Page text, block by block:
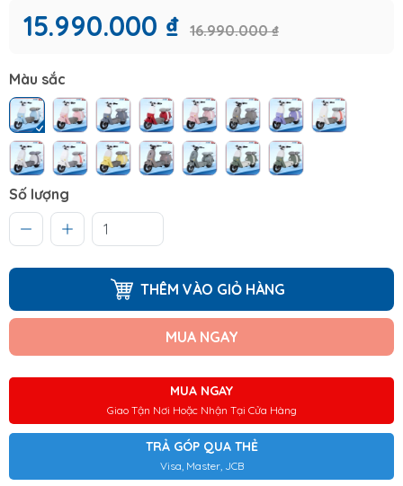
15.990.000 ₫ 16.990.000 ₫
Màu sắc
Số lượng
THÊM VÀO GIỎ HÀNG
MUA NGAY
MUA NGAY
Giao Tận Nơi Hoặc Nhận Tại Cửa Hàng
TRẢ GÓP QUA THẺ
Visa, Master, JCB